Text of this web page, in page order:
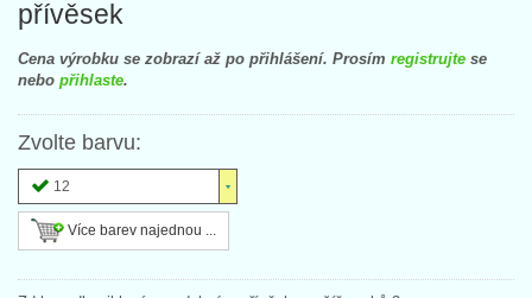
přívěsek
Cena výrobku se zobrazí až po přihlášení. Prosím registrujte se
nebo přihlaste.
Zvolte barvu:
12
Více barev najednou ...